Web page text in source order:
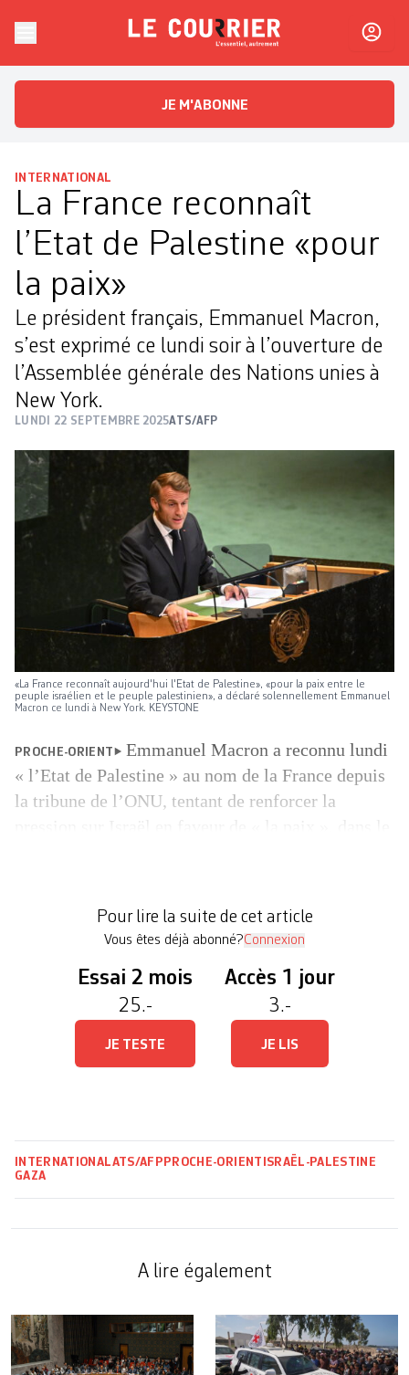
Le CourrierL'essentiel, autrement
JE M'ABONNE
INTERNATIONAL
La France reconnaît
l’Etat de Palestine «pour
la paix»
Le président français, Emmanuel Macron,
s’est exprimé ce lundi soir à l’ouverture de
l’Assemblée générale des Nations unies à
New York.
LUNDI 22 SEPTEMBRE 2025ATS/AFP
«La France reconnaît aujourd'hui l'Etat de Palestine», «pour la paix entre le
peuple israélien et le peuple palestinien», a déclaré solennellement Emmanuel
Macron ce lundi à New York. KEYSTONE
PROCHE-ORIENT
Emmanuel Macron a reconnu lundi
« l’Etat de Palestine » au nom de la France depuis
la tribune de l’ONU, tentant de renforcer la
la paix entre […]
Pour lire la suite de cet article
Vous êtes déjà abonné?Connexion
Essai 2 mois
25.-
JE TESTE
Accès 1 jour
3.-
JE LIS
INTERNATIONALATS/AFP PROCHE-ORIENT ISRAËL-PALESTINE
GAZA
A lire également